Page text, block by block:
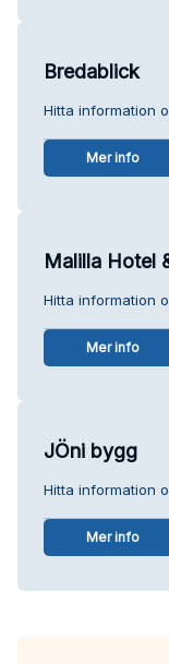
Bredablick
Hitta information
Mer info
Malilla Hotel
Hitta information
Mer info
JÖni bygg
Hitta information
Mer info